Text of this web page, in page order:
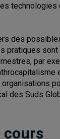
technologies
des
pratiques
par
des Suds
cours